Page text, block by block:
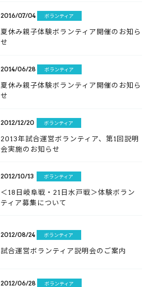
2016/07/04 ボランティア
夏休み親子体験ボランティア開催のお知ら
せ
2014/06/28 ボランティア
夏休み親子体験ボランティア開催のお知ら
せ
2012/12/20 ボランティア
2013年試合運営ボランティア、第1回説明
会実施のお知らせ
2012/10/13 ボランティア
＜18日岐阜戦・21日水戸戦＞体験ボラン
ティア募集について
2012/08/24 ボランティア
試合運営ボランティア説明会のご案内
2012/06/28 ボランティア